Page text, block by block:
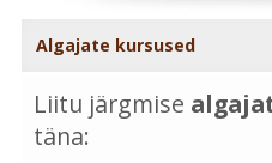
Algajate kursused
Liitu järgmise
täna: